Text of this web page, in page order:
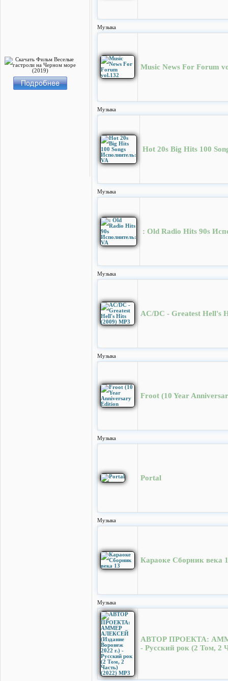
Музыка
Music News For Forum
Музыка
Hot 20s Big Hits 100
Музыка
: Old Radio Hits 90s
Музыка
AC/DC - Greatest Hell's
Музыка
Froot (10 Year
Музыка
Portal
Музыка
Караоке Сборник века
Музыка
АВТОР ПРОЕКТА:
- Русский рок (2 Том, 2